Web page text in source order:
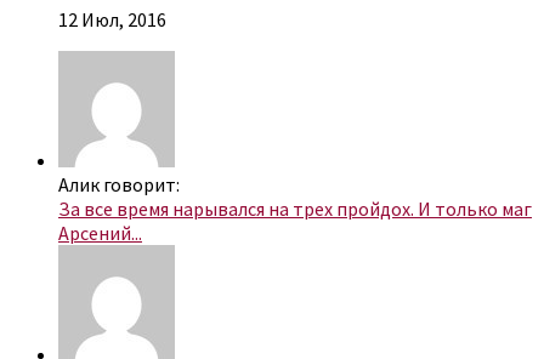
12 Июл, 2016
Алик говорит:
За все время нарывался на трех пройдох. И только маг
Арсений...